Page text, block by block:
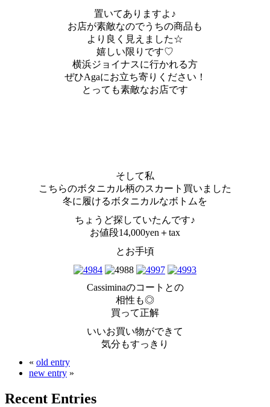
置いてありますよ♪
お店が素敵なのでうちの商品も
より良く見えました☆
嬉しい限りです♡
横浜ジョイナスに行かれる方
ぜひAgaにお立ち寄りください！
とっても素敵なお店です
そして私
こちらのボタニカル柄のスカート買いました
冬に履けるボタニカルなボトムを
ちょうど探していたんです♪
お値段14,000yen＋tax
とお手頃
Cassiminaのコートとの
相性も◎
買って正解
いいお買い物ができて
気分もすっきり
« old entry
new entry »
Recent Entries